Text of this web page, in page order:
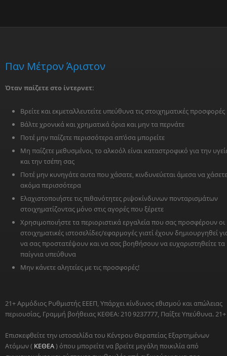
Παν Μέτρον Άριστον
Όταν παίζετε στο ίντερνετ:
Βρείτε και εκμεταλλευτείτε υπεύθυνα τις στοιχηματικές προσφορές
Βάλτε χρονικά και χρηματικά όρια και μην τα περνάτε
Ποτέ μην παίζετε περισσότερα απ'όσα μπορείτε
Μη παίζετε μεθυσμένοι, το αλκοόλ είναι καταστροφικό για την
και την τσέπη σας
Ποτέ μην κυνηγάτε αυτα που χάσατε, κινδυνεύεται άμεσα να χάσετε
ακόμα περισσότερα
Ελαχιστοποιήστε τις πιθανότητες ριψοκίνδυνων πονταρισμάτων
στοιχηματίζοντας μόνο στις αγορές που ξέρετε
Χρησιμοποιήστε τα περιοριστικά εργαλεία που σας προσφέρουν οι
στοιχηματικές ιστοσελίδες/εφαρμογές γιατί έχουν δημιουργηθεί
να σας προστατέψουν και να σας βοηθήσουν να ευχαριστηθείτε τα
παίγνια υπεύθυνα
Μην κάνετε αλητείες με τις προσφορές!
21+ Αρμόδιος Ρυθμιστής ΕΕΕΠ, Υπάρχει κίνδυνος εθισμού και απώλειας
περιουσίας, Γραμμή βοήθειας ΚΕΘΕΑ: 210 9237777, Παίξτε Υπεύθυνα. 21+
Επισκεφθείτε την ιστοσελίδα του Κέντρου Θεραπείας Εξαρτημένων
Ατόμων ( ΚΕΘΕΑ) όπου μπορείτε να βρείτε μεγάλη ποικιλία από